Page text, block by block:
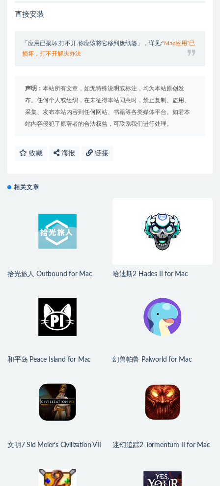
直接安装
「应用已损坏,打不开.你应该将它移到废纸篓」，详见:“Mac应用”已
损坏，打不开解决办法
声明： 本站所有文章，如无特殊说明或标注，均为本站原创发
布。任何个人或组织，在未征得本站同意时，禁止复制、盗用、
采集、发布本站内容到任何网站、书籍等各类媒体平台。如若本
站内容侵犯了原著者的合法权益，可联系我们进行处理。
收藏 海报 链接
相关文章
拾光旅人 Outbound for Mac
哈迪斯2 Hades II for Mac
和平岛 Peace Island for Mac
幻兽帕鲁 Palworld for Mac
文明7 Sid Meier’s Civilization VII
迷幻追踪2 Tormentum II for Mac